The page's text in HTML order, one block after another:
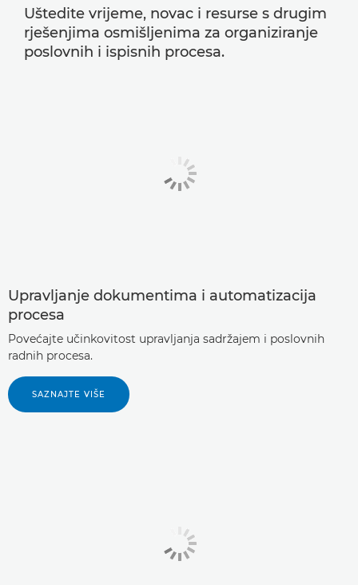
Uštedite vrijeme, novac i resurse s drugim
rješenjima osmišljenima za organiziranje
poslovnih i ispisnih procesa.
Upravljanje dokumentima i automatizacija
procesa
Povećajte učinkovitost upravljanja sadržajem i poslovnih
radnih procesa.
SAZNAJTE VIŠE